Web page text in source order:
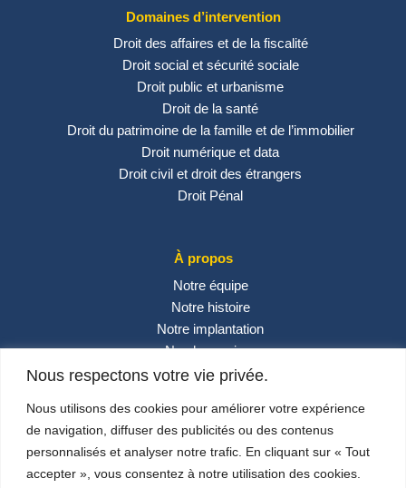
Nous respectons votre vie privée.
Nous utilisons des cookies pour améliorer votre expérience
de navigation, diffuser des publicités ou des contenus
personnalisés et analyser notre trafic. En cliquant sur « Tout
accepter », vous consentez à notre utilisation des cookies.
Domaines d’intervention
Droit des affaires et de la fiscalité
Droit social et sécurité sociale
Droit public et urbanisme
Droit de la santé
Droit du patrimoine de la famille et de l’immobilier
Droit numérique et data
Droit civil et droit des étrangers
Droit Pénal
À propos
Notre équipe
Notre histoire
Notre implantation
Nos honoraires
Contactez-nous
Réseaux sociaux